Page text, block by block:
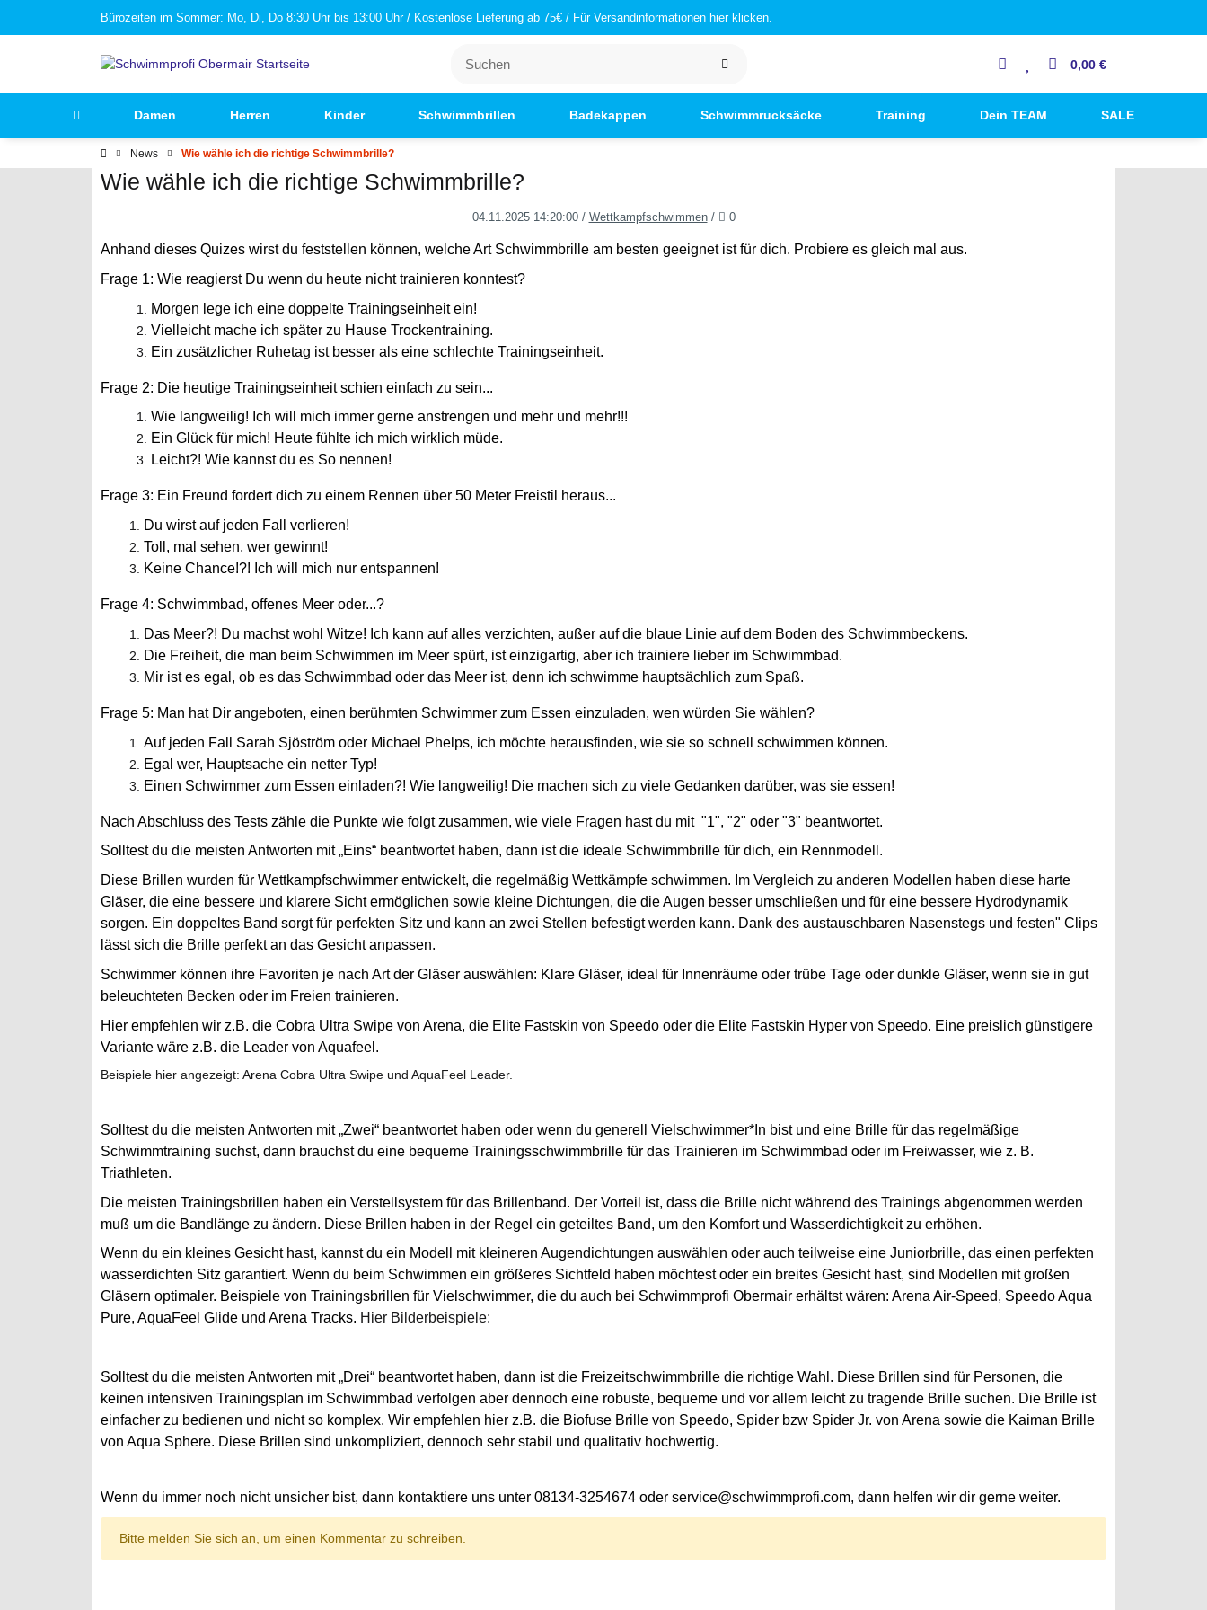
Bürozeiten im Sommer: Mo, Di, Do 8:30 Uhr bis 13:00 Uhr / Kostenlose Lieferung ab 75€ / Für Versandinformationen hier klicken.
0,00 €
Damen Herren Kinder Schwimmbrillen Badekappen Schwimmrucksäcke Training Dein TEAM SALE
News Wie wähle ich die richtige Schwimmbrille?
Wie wähle ich die richtige Schwimmbrille?
04.11.2025 14:20:00 / Wettkampfschwimmen / Kommentare
0
Anhand dieses Quizes wirst du feststellen können, welche Art Schwimmbrille am besten geeignet ist für dich. Probiere es gleich mal aus.
Frage 1: Wie reagierst Du wenn du heute nicht trainieren konntest?
Morgen lege ich eine doppelte Trainingseinheit ein!
Vielleicht mache ich später zu Hause Trockentraining.
Ein zusätzlicher Ruhetag ist besser als eine schlechte Trainingseinheit.
Frage 2: Die heutige Trainingseinheit schien einfach zu sein...
Wie langweilig! Ich will mich immer gerne anstrengen und mehr und mehr!!!
Ein Glück für mich! Heute fühlte ich mich wirklich müde.
Leicht?! Wie kannst du es So nennen!
Frage 3: Ein Freund fordert dich zu einem Rennen über 50 Meter Freistil heraus...
Du wirst auf jeden Fall verlieren!
Toll, mal sehen, wer gewinnt!
Keine Chance!?! Ich will mich nur entspannen!
Frage 4: Schwimmbad, offenes Meer oder...?
Das Meer?! Du machst wohl Witze! Ich kann auf alles verzichten, außer auf die blaue Linie auf dem Boden des Schwimmbeckens.
Die Freiheit, die man beim Schwimmen im Meer spürt, ist einzigartig, aber ich trainiere lieber im Schwimmbad.
Mir ist es egal, ob es das Schwimmbad oder das Meer ist, denn ich schwimme hauptsächlich zum Spaß.
Frage 5: Man hat Dir angeboten, einen berühmten Schwimmer zum Essen einzuladen, wen würden Sie wählen?
Auf jeden Fall Sarah Sjöström oder Michael Phelps, ich möchte herausfinden, wie sie so schnell schwimmen können.
Egal wer, Hauptsache ein netter Typ!
Einen Schwimmer zum Essen einladen?! Wie langweilig! Die machen sich zu viele Gedanken darüber, was sie essen!
Nach Abschluss des Tests zähle die Punkte wie folgt zusammen, wie viele Fragen hast du mit "1", "2" oder "3" beantwortet.
Solltest du die meisten Antworten mit „Eins“ beantwortet haben, dann ist die ideale Schwimmbrille für dich, ein Rennmodell.
Diese Brillen wurden für Wettkampfschwimmer entwickelt, die regelmäßig Wettkämpfe schwimmen. Im Vergleich zu anderen Modellen haben diese harte
Gläser, die eine bessere und klarere Sicht ermöglichen sowie kleine Dichtungen, die die Augen besser umschließen und für eine bessere Hydrodynamik
sorgen. Ein doppeltes Band sorgt für perfekten Sitz und kann an zwei Stellen befestigt werden kann. Dank des austauschbaren Nasenstegs und festen" Clips
lässt sich die Brille perfekt an das Gesicht anpassen.
Schwimmer können ihre Favoriten je nach Art der Gläser auswählen: Klare Gläser, ideal für Innenräume oder trübe Tage oder dunkle Gläser, wenn sie in gut
beleuchteten Becken oder im Freien trainieren.
Hier empfehlen wir z.B. die Cobra Ultra Swipe von Arena, die Elite Fastskin von Speedo oder die Elite Fastskin Hyper von Speedo. Eine preislich günstigere
Variante wäre z.B. die Leader von Aquafeel.
Beispiele hier angezeigt: Arena Cobra Ultra Swipe und AquaFeel Leader.
Solltest du die meisten Antworten mit „Zwei“ beantwortet haben oder wenn du generell Vielschwimmer*In bist und eine Brille für das regelmäßige
Schwimmtraining suchst, dann brauchst du eine bequeme Trainingsschwimmbrille für das Trainieren im Schwimmbad oder im Freiwasser, wie z. B.
Triathleten.
Die meisten Trainingsbrillen haben ein Verstellsystem für das Brillenband. Der Vorteil ist, dass die Brille nicht während des Trainings abgenommen werden
muß um die Bandlänge zu ändern. Diese Brillen haben in der Regel ein geteiltes Band, um den Komfort und Wasserdichtigkeit zu erhöhen.
Wenn du ein kleines Gesicht hast, kannst du ein Modell mit kleineren Augendichtungen auswählen oder auch teilweise eine Juniorbrille, das einen perfekten
wasserdichten Sitz garantiert. Wenn du beim Schwimmen ein größeres Sichtfeld haben möchtest oder ein breites Gesicht hast, sind Modellen mit großen
Gläsern optimaler. Beispiele von Trainingsbrillen für Vielschwimmer, die du auch bei Schwimmprofi Obermair erhältst wären: Arena Air-Speed, Speedo Aqua
Pure, AquaFeel Glide und Arena Tracks. Hier Bilderbeispiele:
Solltest du die meisten Antworten mit „Drei“ beantwortet haben, dann ist die Freizeitschwimmbrille die richtige Wahl. Diese Brillen sind für Personen, die
keinen intensiven Trainingsplan im Schwimmbad verfolgen aber dennoch eine robuste, bequeme und vor allem leicht zu tragende Brille suchen. Die Brille ist
einfacher zu bedienen und nicht so komplex. Wir empfehlen hier z.B. die Biofuse Brille von Speedo, Spider bzw Spider Jr. von Arena sowie die Kaiman Brille
von Aqua Sphere. Diese Brillen sind unkompliziert, dennoch sehr stabil und qualitativ hochwertig.
Wenn du immer noch nicht unsicher bist, dann kontaktiere uns unter 08134-3254674 oder service@schwimmprofi.com, dann helfen wir dir gerne weiter.
Bitte melden Sie sich an, um einen Kommentar zu schreiben.